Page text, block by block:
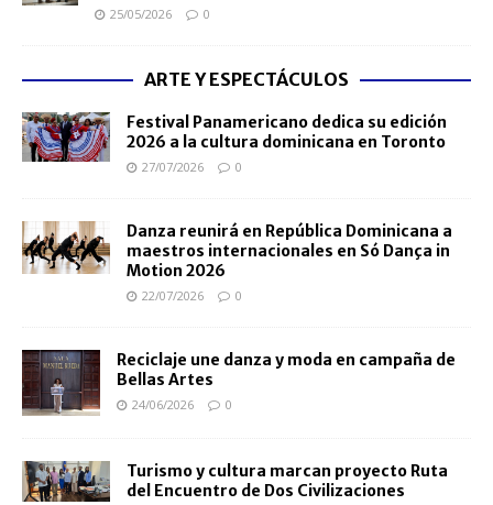
25/05/2026 0
ARTE Y ESPECTÁCULOS
Festival Panamericano dedica su edición
2026 a la cultura dominicana en Toronto
27/07/2026 0
Danza reunirá en República Dominicana a
maestros internacionales en Só Dança in
Motion 2026
22/07/2026 0
Reciclaje une danza y moda en campaña de
Bellas Artes
24/06/2026 0
Turismo y cultura marcan proyecto Ruta
del Encuentro de Dos Civilizaciones